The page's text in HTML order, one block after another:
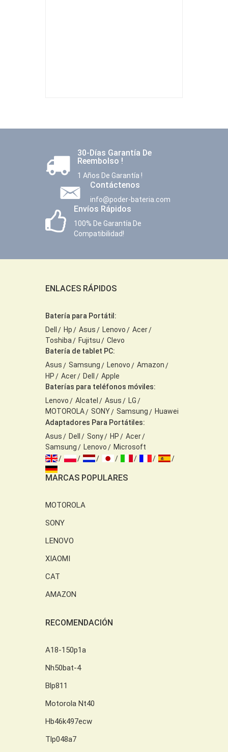
30-Días Garantía De
Reembolso !
1 Años De Garantía !
Contáctenos
info@poder-bateria.com
Envíos Rápidos
100% De Garantía De
Compatibilidad!
ENLACES RÁPIDOS
Batería para Portátil:
Dell
Hp Asus Lenovo
Acer
Toshiba
Fujitsu
Clevo
Batería de tablet PC:
Asus
Samsung Lenovo
Amazon
HP
Acer Dell
Apple
Baterías para teléfonos móviles:
Lenovo
Alcatel Asus
LG
MOTOROLA
SONY Samsung
Huawei
Adaptadores Para Portátiles:
Asus
Dell Sony HP
Acer
Samsung
Lenovo Microsoft
MARCAS POPULARES
MOTOROLA
SONY
LENOVO
XIAOMI
CAT
AMAZON
RECOMENDACIÓN
A18-150p1a
Nh50bat-4
Blp811
Motorola Nt40
Hb46k497ecw
Tlp048a7